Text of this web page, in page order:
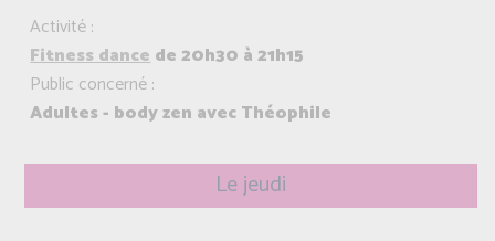
Activité :
Fitness dancede 20h30 à 21h15
Public concerné :
Adultes - body zen avec Théophile
Le jeudi